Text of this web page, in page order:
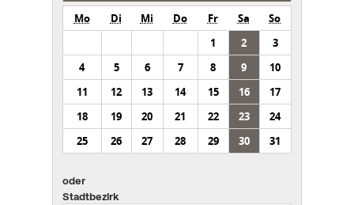
Mo Di Mi Do Fr Sa
So
1
2
3
4
5 6 7 8 9
10
11
12 13 14 15 16
17
18
19 20 21 22 23
24
25
26 27 28 29 30 31
oder
Stadtbezirk